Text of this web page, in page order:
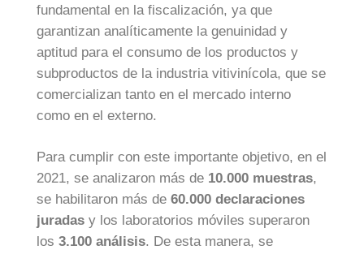
fundamental en la fiscalización, ya que
garantizan analíticamente la genuinidad y
aptitud para el consumo de los productos y
subproductos de la industria vitivinícola, que se
comercializan tanto en el mercado interno
como en el externo.
Para cumplir con este importante objetivo, en el
2021, se analizaron más de 10.000 muestras,
se habilitaron más de 60.000 declaraciones
juradas y los laboratorios móviles superaron
los 3.100 análisis. De esta manera, se